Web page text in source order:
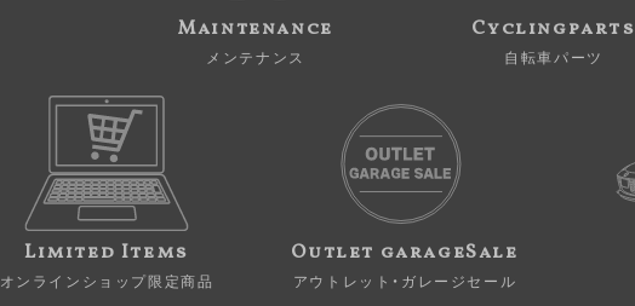
Maintenance
メンテナンス
Cyclingparts
自転車パーツ
Limited Items
オンラインショップ限定商品
Outlet garageSale
アウトレット・ガレージセール